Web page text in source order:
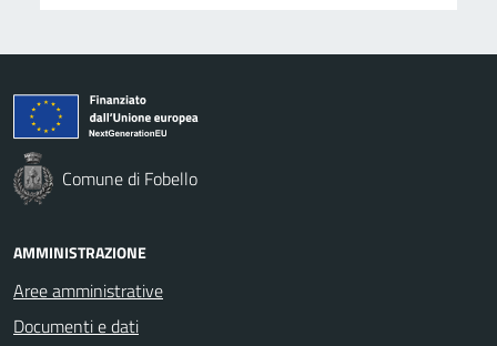
Comune di Fobello
AMMINISTRAZIONE
Aree amministrative
Documenti e dati